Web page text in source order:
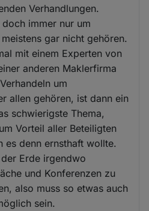
Verhandlungen.
immer nur um
gar nicht gehören.
mit einem Experten von
anderen Maklerfirma
um
allen gehören, ist dann ein
schwierigste Thema,
Vorteil aller Beteiligten
es denn ernsthaft wollte.
Erde irgendwo
und Konferenzen zu
also muss so etwas auch
sein.